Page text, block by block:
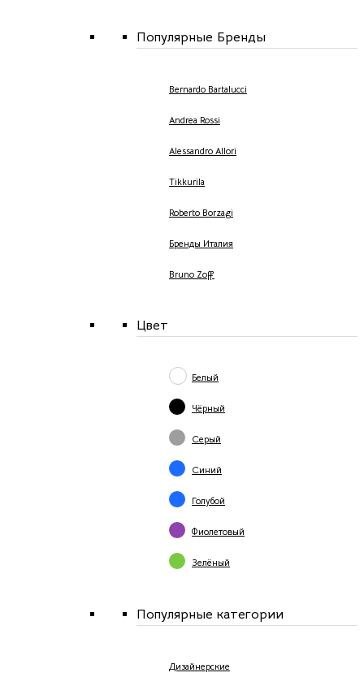
Популярные Бренды
Bernardo Bartalucci
Andrea Rossi
Alessandro Allori
Tikkurila
Roberto Borzagi
Бренды Италия
Bruno Zoff
Цвет
Белый
Чёрный
Серый
Синий
Голубой
Фиолетовый
Зелёный
Популярные категории
Дизайнерские